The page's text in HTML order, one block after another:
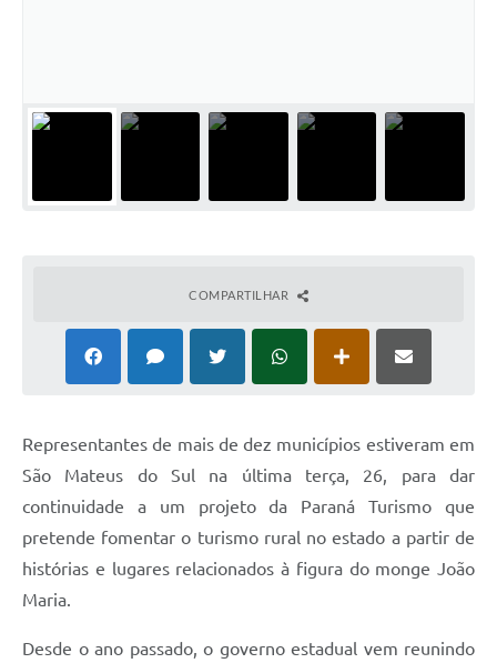
Projeto Nascente Viva
Telefones Prefeitura Municipal
Feriados Municipais
Imprensa
Plantão das Funerárias
Serviço de Informação ao Cidadão
Termos de Fomento
Galeria de Fotos
COMPARTILHAR
Representantes de mais de dez municípios estiveram em
São Mateus do Sul na última terça, 26, para dar
continuidade a um projeto da Paraná Turismo que
pretende fomentar o turismo rural no estado a partir de
histórias e lugares relacionados à figurado monge João
Maria.
Desde o ano passado, o governo estadual vem reunindo